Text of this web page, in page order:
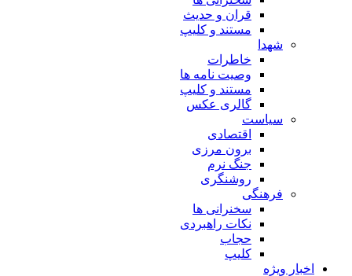
قران و حدیث
مستند و کلیپ
شهدا
خاطرات
وصیت نامه ها
مستند و کلیپ
گالری عکس
سیاست
اقتصادی
برون مرزی
جنگ نرم
روشنگری
فرهنگی
سخنرانی ها
نکات راهبردی
حجاب
کلیپ
اخبار ویژه